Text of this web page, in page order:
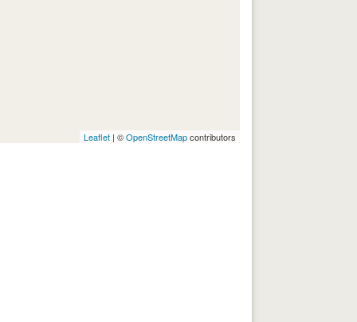
Leaflet | ©OpenStreetMapcontributors